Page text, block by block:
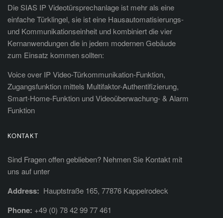
Die SIAS IP Videotürsprechanlage ist mehr als eine
einfache Türklingel, sie ist eine Hausautomatisierungs-
und Kommunikationseinheit und kombiniert die vier
Kernanwendungen die in jedem modernen Gebäude
zum Einsatz kommen sollten:
Voice over IP Video-Türkommunikation-Funktion,
Zugangsfunktion mittels Multifaktor-Authentifizierung,
Smart-Home-Funktion und Videoüberwachung- & Alarm
Funktion
KONTAKT
Sind Fragen offen geblieben? Nehmen Sie Kontakt mit
uns auf unter
Address: Hauptstraße 165, 77876 Kappelrodeck
Phone: +49 (0) 78 42 99 77 461